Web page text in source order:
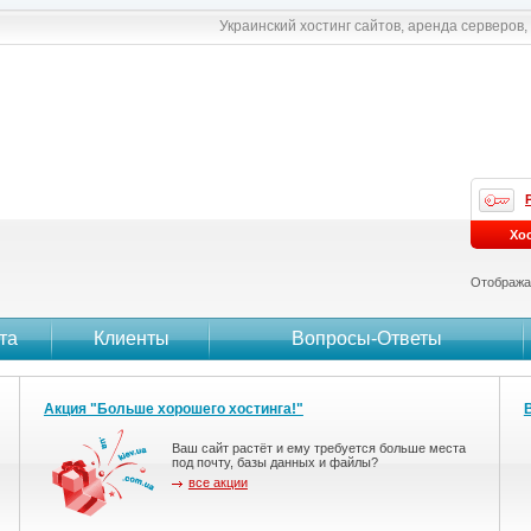
Клиенты Вопросы-Ответы
Украинский хостинг сайтов, аренда
Акция "Больше хорошего хостинга!"
Ваш сайт растёт и ему требуется больше места
под почту, базы данных и файлы?
все акции